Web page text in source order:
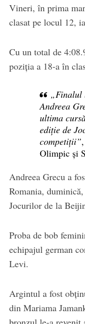
Vineri, în prima
clasat pe locul 12,
Cu un total de
poziția a 18-a în
„Finalul
Andreea
ultima
ediție de
competiții”
Olimpic și
Andreea Grecu a
Romania,
Jocurilor de la
Proba de bob
echipajul german
Levi.
Argintul a fost
din Mariama